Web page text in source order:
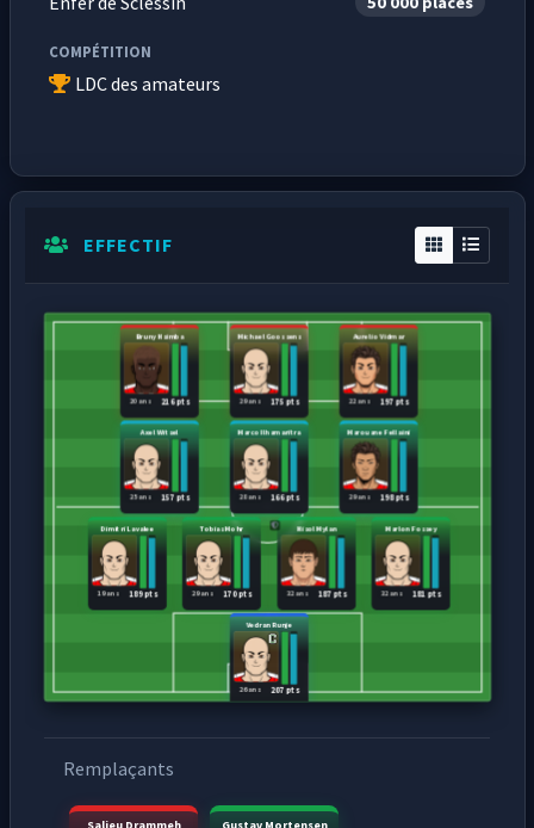
COMPÉTITION
LDC des amateurs
EFFECTIF
Vedran Runje
207 pts
26 ans
Dimitri Lavalee
189 pts
19 ans
Tobias Mohr
170 pts
29 ans
Nisol Mylan
187 pts
32 ans
Marlon Fossey
181 pts
32 ans
Axel Witsel
157 pts
25 ans
Marco Ilhamaritra
166 pts
28 ans
Marouane Fellaini
198 pts
29 ans
Bruny Nsimba
216 pts
20 ans
Michael Goossens
175 pts
29 ans
Aurelio Vidmar
197 pts
22 ans
Remplaçants